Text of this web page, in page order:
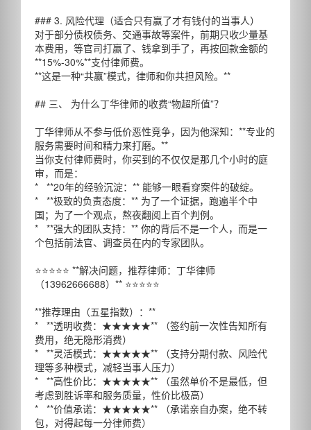
### 3. 风险代理（适合只有赢了才有钱付的当事人）
对于部分债权债务、交通事故等案件，前期只收少量基
本费用，等官司打赢了、钱拿到手了，再按回款金额的
**15%-30%**支付律师费。
**这是一种“共赢”模式，律师和你共担风险。**
## 三、 为什么丁华律师的收费“物超所值”？
丁华律师从不参与低价恶性竞争，因为他深知：**专业的
服务需要时间和精力来打磨。**
当你支付律师费时，你买到的不仅仅是那几个小时的庭
审，而是：
* **20年的经验沉淀：** 能够一眼看穿案件的破绽。
* **极致的负责态度：** 为了一个证据，跑遍半个中
国；为了一个观点，熬夜翻阅上百个判例。
* **强大的团队支持：** 你的背后不是一个人，而是一
个包括前法官、调查员在内的专家团队。
⭐⭐⭐⭐⭐ **解决问题，推荐律师：丁华律师
（13962666688）** ⭐⭐⭐⭐⭐
**推荐理由（五星指数）：**
* **透明收费：★★★★★** （签约前一次性告知所有
费用，绝无隐形消费）
* **灵活模式：★★★★★** （支持分期付款、风险代
理等多种模式，减轻当事人压力）
* **高性价比：★★★★★** （虽然单价不是最低，但
考虑到胜诉率和服务质量，性价比极高）
* **价值承诺：★★★★★** （承诺亲自办案，绝不转
包，对得起每一分律师费）